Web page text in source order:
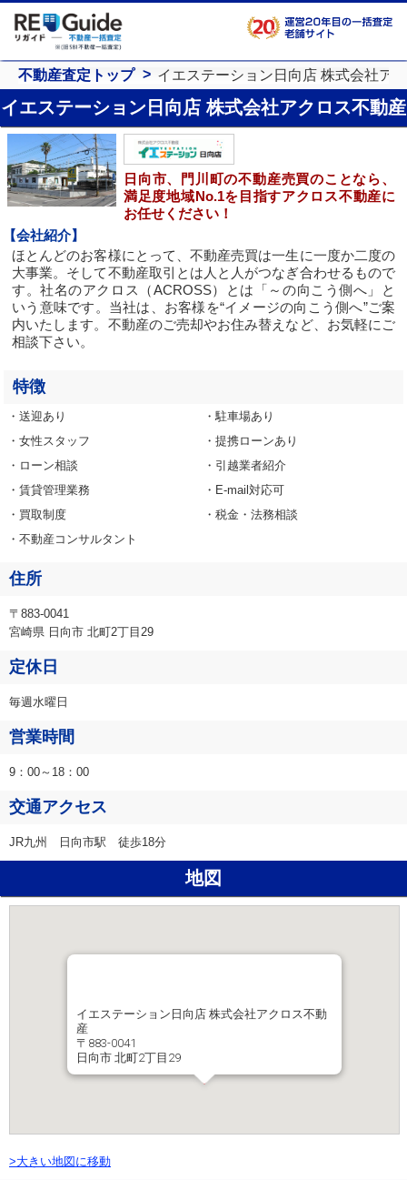
不動産査定トップ イエステーション日向店 株式会社ア
イエステーション日向店 株式会社アクロス不動産
日向市、門川町の不動産売買のことなら、
満足度地域No.1を目指すアクロス不動産に
お任せください！
【会社紹介】
ほとんどのお客様にとって、不動産売買は一生に一度か二度の
大事業。そして不動産取引とは人と人がつなぎ合わせるもので
す。社名のアクロス（ACROSS）とは「～の向こう側へ」と
いう意味です。当社は、お客様を“イメージの向こう側へ”ご案
内いたします。不動産のご売却やお住み替えなど、お気軽にご
相談下さい。
特徴
・送迎あり
・駐車場あり
・女性スタッフ
・提携ローンあり
・ローン相談
・引越業者紹介
・賃貸管理業務
・E-mail対応可
・買取制度
・税金・法務相談
・不動産コンサルタント
住所
〒883-0041
宮崎県 日向市 北町2丁目29
定休日
毎週水曜日
営業時間
9：00～18：00
交通アクセス
JR九州 日向市駅 徒歩18分
地図
イエステーション日向店 株式会社アクロス不動
産
〒883-0041
日向市 北町2丁目29
>大きい地図に移動